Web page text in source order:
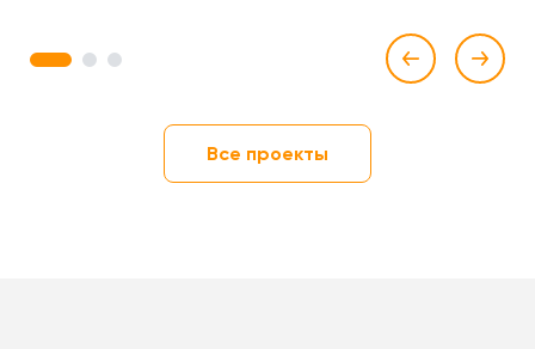
1 2 3
Все проекты